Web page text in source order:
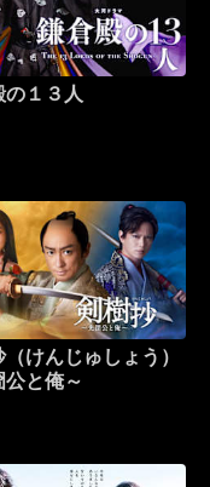
の１３人
けんじゅしょう）
公と俺～